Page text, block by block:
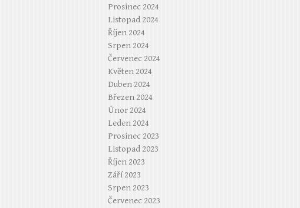
Prosinec 2024
Listopad 2024
Říjen 2024
Srpen 2024
Červenec 2024
Květen 2024
Duben 2024
Březen 2024
Únor 2024
Leden 2024
Prosinec 2023
Listopad 2023
Říjen 2023
Září 2023
Srpen 2023
Červenec 2023